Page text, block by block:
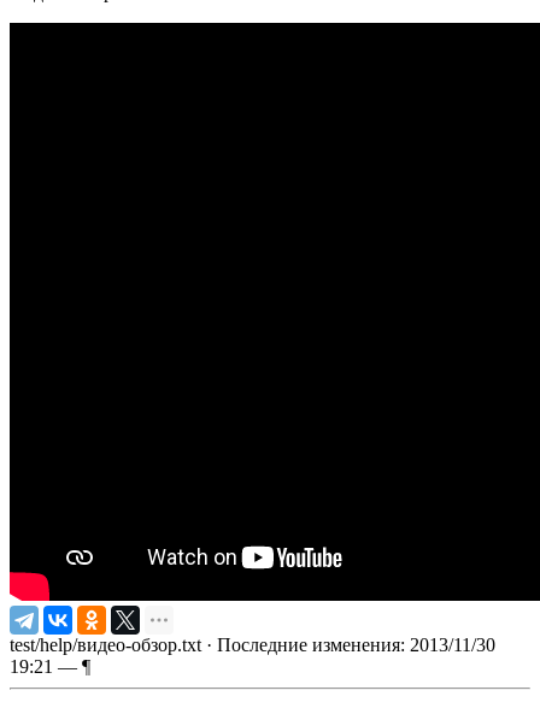
test/help/видео-обзор.txt · Последние изменения: 2013/11/30
19:21 — ¶